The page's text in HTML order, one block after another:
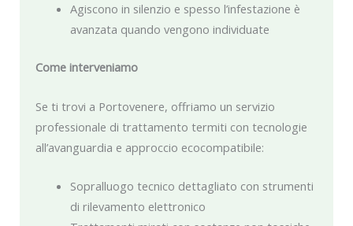
Agiscono in silenzio e spesso l’infestazione è
avanzata quando vengono individuate
Come interveniamo
Se ti trovi a Portovenere, offriamo un servizio
professionale di trattamento termiti con tecnologie
all’avanguardia e approccio ecocompatibile:
Sopralluogo tecnico dettagliato con strumenti
di rilevamento elettronico